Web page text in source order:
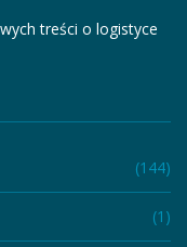
treści o logistyce
(144)
(1)